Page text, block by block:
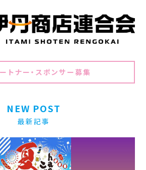
トナー・スポンサー募集
NEW POST
最新記事